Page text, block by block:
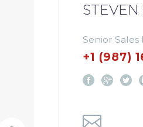
STEVEN
Senior Sales
+1 (987)